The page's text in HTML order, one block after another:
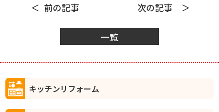
前の記事
一覧
次の記事
キッチンリフォーム